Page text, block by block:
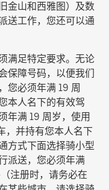
金山和西雅图）及数
送工作，您还可以通
满足特定要求。无论
保障号码，以便我们
您必须年满 19 周
本人名下的有效驾
年满 19 周岁，使用
，并持有您本人名下
方式下面选择骑小型
派送，您必须年满
注册时，请务必在